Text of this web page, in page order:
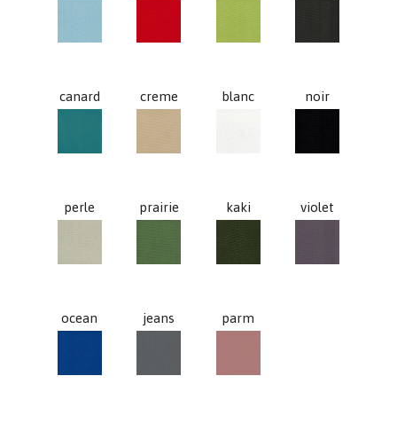
canard
creme
blanc
noir
perle
prairie
kaki
violet
ocean
jeans
parm